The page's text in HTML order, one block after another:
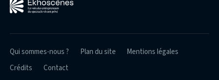
Qui sommes-nous ? Plan du site
Mentions légales
Crédits
Contact